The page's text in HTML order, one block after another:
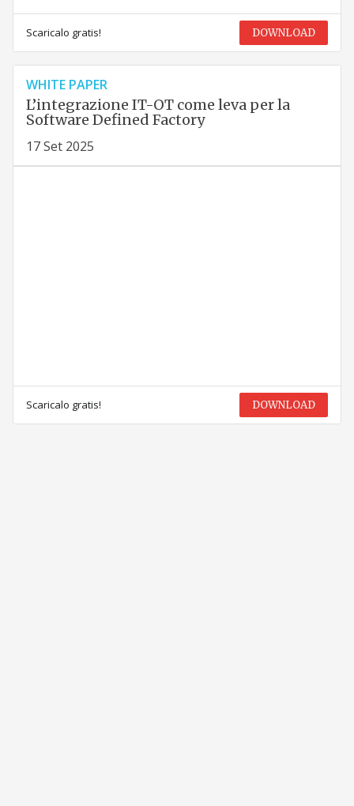
Scaricalo gratis! DOWNLOAD
WHITE PAPER
L’integrazione IT-OT come leva per la
Software Defined Factory
17 Set 2025
Scaricalo gratis! DOWNLOAD